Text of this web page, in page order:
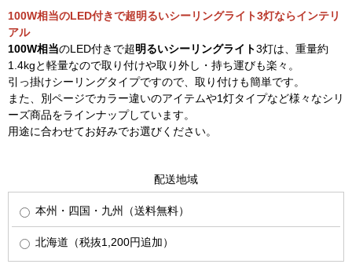
100W相当のLED付きで超明るいシーリングライト3灯ならインテリ
アル
100W相当のLED付きで超明るいシーリングライト3灯は、重量約
1.4kgと軽量なので取り付けや取り外し・持ち運びも楽々。
引っ掛けシーリングタイプですので、取り付けも簡単です。
また、別ページでカラー違いのアイテムや1灯タイプなど様々なシリ
ーズ商品をラインナップしています。
用途に合わせてお好みでお選びください。
配送地域
本州・四国・九州（送料無料）
北海道（税抜1,200円追加）